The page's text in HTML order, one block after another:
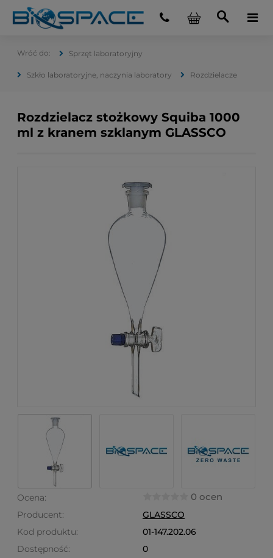
Sprzęt laboratoryjny
Szkło laboratoryjne, naczynia laboratory Rozdzielacze
Rozdzielacz stożkowy Squiba 1000
ml z kranem szklanym GLASSCO
Ocena: 0 ocen
Producent:
GLASSCO
Kod produktu:
01-147.202.06
Dostępność:
0